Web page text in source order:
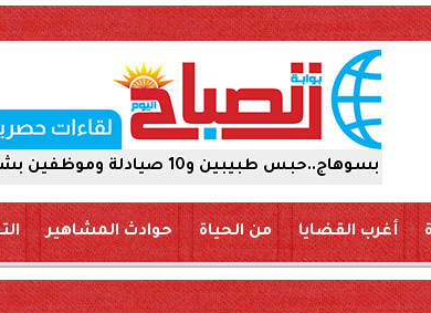
بشركة أدوية 15 يومًا على ذمة التحقيقات
أغرب القضايا من الحياة حوادث المشاهير